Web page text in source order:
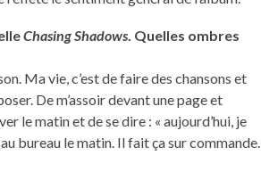
Chasing Shadows. Quelles ombres
Ma vie, c’est de faire des chansons et
De m’assoir devant une page et
le matin et de se dire : « aujourd’hui, je
bureau le matin. Il fait ça sur commande.